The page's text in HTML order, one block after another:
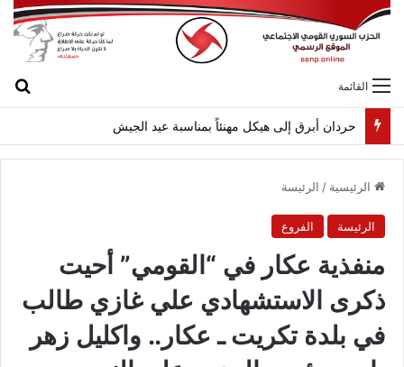
القائمة
حردان أبرق إلى هيكل مهنئاً بمناسبة عيد الجيش
الرئيسية / الرئيسة
الرئيسة الفروع
منفذية عكار في “القومي” أحيت
ذكرى الاستشهادي علي غازي طالب
في بلدة تكريت ـ عكار.. واكليل زهر